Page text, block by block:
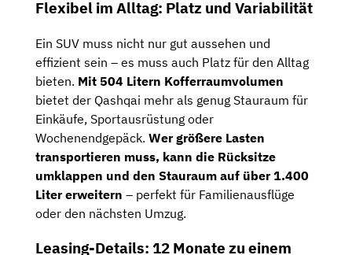
Flexibel im Alltag: Platz und Variabilität
Ein SUV muss nicht nur gut aussehen und
effizient sein – es muss auch Platz für den Alltag
bieten. Mit 504 Litern Kofferraumvolumen
bietet der Qashqai mehr als genug Stauraum für
Einkäufe, Sportausrüstung oder
Wochenendgepäck. Wer größere Lasten
transportieren muss, kann die Rücksitze
umklappen und den Stauraum auf über 1.400
Liter erweitern – perfekt für Familienausflüge
oder den nächsten Umzug.
Leasing-Details: 12 Monate zu einem